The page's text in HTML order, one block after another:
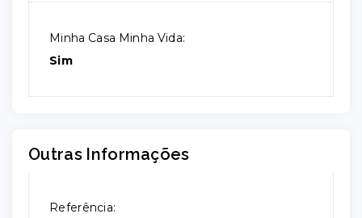
Minha Casa Minha Vida:
Sim
Outras Informações
Referência: